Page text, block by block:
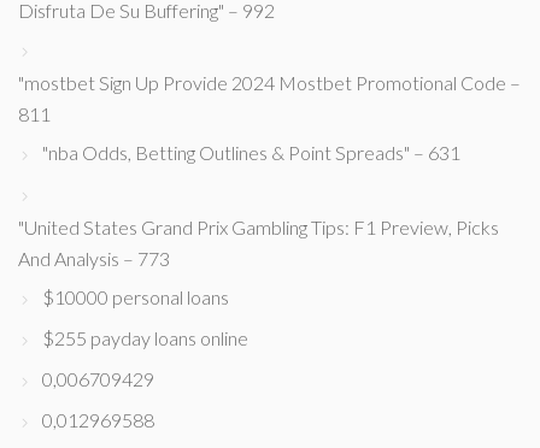
Disfruta De Su Buffering" – 992
"mostbet Sign Up Provide 2024 Mostbet Promotional Code –
811
"nba Odds, Betting Outlines & Point Spreads" – 631
"United States Grand Prix Gambling Tips: F1 Preview, Picks
And Analysis – 773
$10000 personal loans
$255 payday loans online
0,006709429
0,012969588